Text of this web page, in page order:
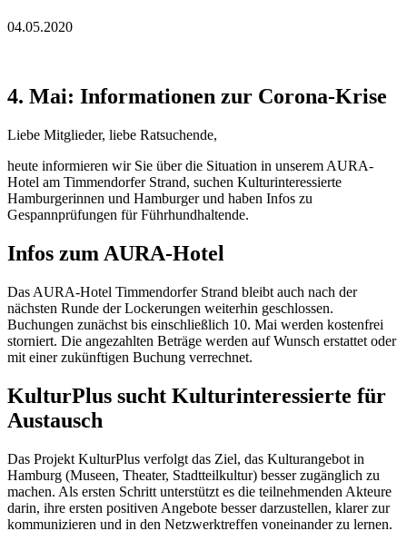
04.05.2020
4. Mai: Informationen zur Corona-Krise
Liebe Mitglieder, liebe Ratsuchende,
heute informieren wir Sie über die Situation in unserem AURA-
Hotel am Timmendorfer Strand, suchen Kulturinteressierte
Hamburgerinnen und Hamburger und haben Infos zu
Gespannprüfungen für Führhundhaltende.
Infos zum AURA-Hotel
Das AURA-Hotel Timmendorfer Strand bleibt auch nach der
nächsten Runde der Lockerungen weiterhin geschlossen.
Buchungen zunächst bis einschließlich 10. Mai werden kostenfrei
storniert. Die angezahlten Beträge werden auf Wunsch erstattet oder
mit einer zukünftigen Buchung verrechnet.
KulturPlus sucht Kulturinteressierte für
Austausch
Das Projekt KulturPlus verfolgt das Ziel, das Kulturangebot in
Hamburg (Museen, Theater, Stadtteilkultur) besser zugänglich zu
machen. Als ersten Schritt unterstützt es die teilnehmenden Akteure
darin, ihre ersten positiven Angebote besser darzustellen, klarer zur
kommunizieren und in den Netzwerktreffen voneinander zu lernen.